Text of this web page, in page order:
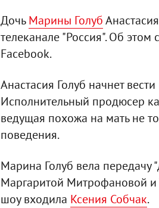
ДочьМарины Голуб
телеканале "Россия". Об
Facebook.
Анастасия Голуб начнет
Исполнительный продюсер
ведущая похожа на мать не
поведения.
Марина Голуб вела передачу
Маргаритой Митрофановой и
шоу входила Ксения Собчак.